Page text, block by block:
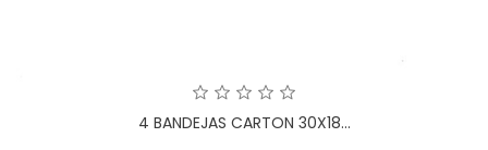
4 BANDEJAS CARTON 30X18...